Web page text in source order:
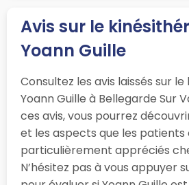
Avis sur le
Yoann Guille
Consultez les avis laissés sur
Yoann Guille à Bellegarde Sur
ces avis, vous pourrez
et les aspects que les patients
particulièrement appréciés
N’hésitez pas à vous appuyer